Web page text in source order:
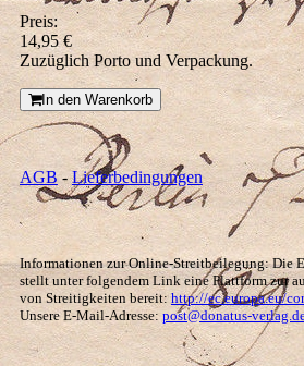
Preis:
14,95 €
Zuzüglich Porto und Verpackung.
In den Warenkorb
AGB-Lieferbedingungen
Informationen zur Online-Streitbeilegung: Die
stellt unter folgendem Link eine Plattform zur
von Streitigkeiten bereit:http://ec.europa.eu/
Unsere E-Mail-Adresse: post@donatus-